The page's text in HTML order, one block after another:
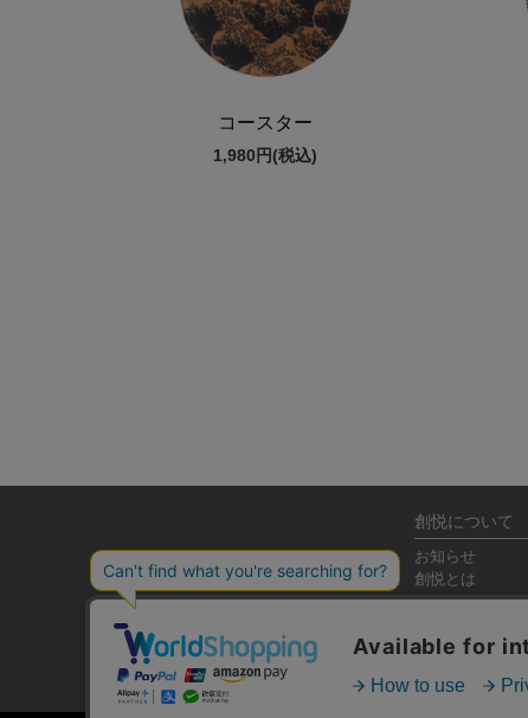
コースター
1,980円(税込)
創悦について
お知らせ
創悦とは
JLP&DP